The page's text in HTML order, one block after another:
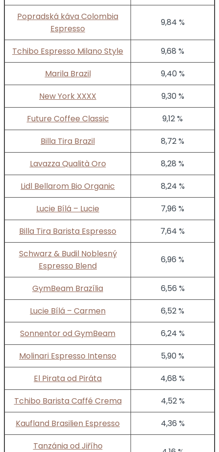
Popradská káva Colombia
Espresso
9,84 %
Tchibo Espresso Milano Style
9,68 %
Marila Brazil
9,40 %
New York XXXX
9,30 %
Future Coffee Classic
9,12 %
Billa Tira Brazil
8,72 %
Lavazza Qualità Oro
8,28 %
Lidl Bellarom Bio Organic
8,24 %
Lucie Bílá – Lucie
7,96 %
Billa Tira Barista Espresso
7,64 %
Schwarz & Budil Noblesný
Espresso Blend
6,96 %
GymBeam Brazília
6,56 %
Lucie Bílá – Carmen
6,52 %
Sonnentor od GymBeam
6,24 %
Molinari Espresso Intenso
5,90 %
El Pirata od Piráta
4,68 %
Tchibo Barista Caffé Crema
4,52 %
Kaufland Brasilien Espresso
4,36 %
Tanzánia od Jiřího